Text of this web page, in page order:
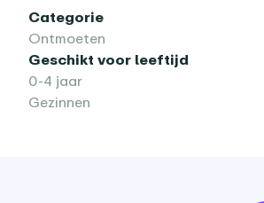
Categorie
Ontmoeten
Geschikt voor leeftijd
0-4 jaar
Gezinnen